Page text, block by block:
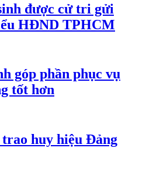
được cử tri gửi
HĐND TPHCM
góp phần phục vụ
tốt hơn
huy hiệu Đảng